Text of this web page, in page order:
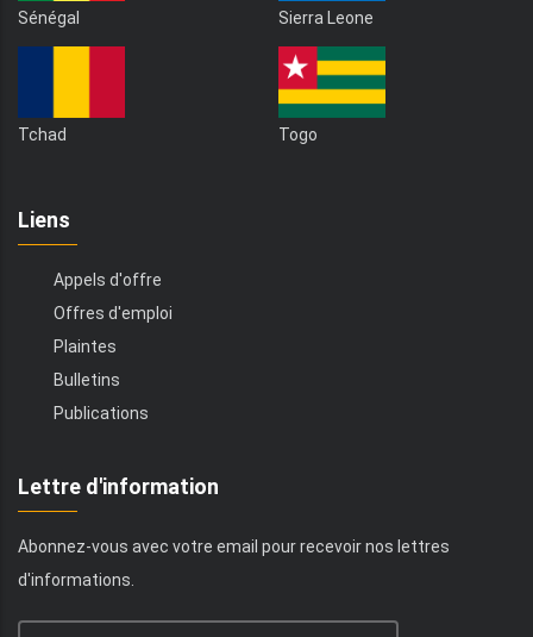
Sénégal Sierra Leone
Tchad Togo
Liens
Appels d'offre
Offres d'emploi
Plaintes
Bulletins
Publications
Lettre d'information
Abonnez-vous avec votre email pour recevoir nos lettres
d'informations.